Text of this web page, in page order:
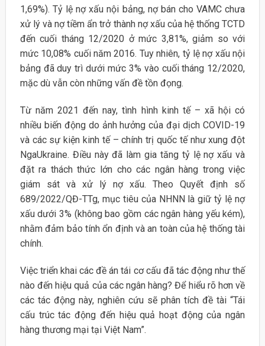
1,69%). Tỷ lệ nợ xấu nội bảng, nợ bán cho VAMC chưa
xử lý và nợ tiềm ẩn trở thành nợ xấu của hệ thống TCTD
đến cuối tháng 12/2020 ở mức 3,81%, giảm so với
mức 10,08% cuối năm 2016. Tuy nhiên, tỷ lệ nợ xấu nội
bảng đã duy trì dưới mức 3% vào cuối tháng 12/2020,
mặc dù vẫn còn những vấn đề tồn đọng.
Từ năm 2021 đến nay, tình hình kinh tế – xã hội có
nhiều biến động do ảnh hưởng của đại dịch COVID-19
và các sự kiện kinh tế – chính trị quốc tế như xung đột
NgaUkraine. Điều này đã làm gia tăng tỷ lệ nợ xấu và
đặt ra thách thức lớn cho các ngân hàng trong việc
giám sát và xử lý nợ xấu. Theo Quyết định số
689/2022/QĐ-TTg, mục tiêu của NHNN là giữ tỷ lệ nợ
xấu dưới 3% (không bao gồm các ngân hàng yếu kém),
nhằm đảm bảo tính ổn định và an toàn của hệ thống tài
chính.
Việc triển khai các đề án tái cơ cấu đã tác động như thế
nào đến hiệu quả của các ngân hàng? Để hiểu rõ hơn về
các tác động này, nghiên cứu sẽ phân tích đề tài “Tái
cấu trúc tác động đến hiệu quả hoạt động của ngân
hàng thương mại tại Việt Nam”.